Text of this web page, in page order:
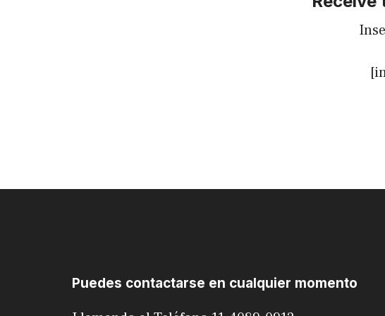
Puedes contactarse en cualquier momento